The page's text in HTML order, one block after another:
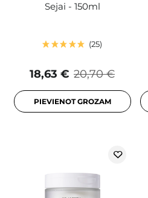
Sejai - 150ml
25
20,70 €
18,63 €
PIEVIENOT GROZAM